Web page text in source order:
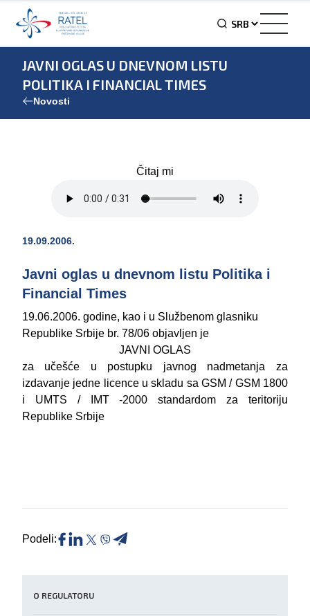
JAVNI OGLAS U DNEVNOM LISTU
POLITIKA I FINANCIAL TIMES
Novosti
O REGULATORU
Čitaj mi
19.09.2006.
Javni oglas u dnevnom listu Politika i
Financial Times
19.06.2006. godine, kao i u Službenom glasniku
Republike Srbije br. 78/06 objavljen je
JAVNI OGLAS
za učešće u postupku javnog nadmetanja za
izdavanje jedne licence u skladu sa GSM / GSM 1800
i UMTS / IMT -2000 standardom za teritoriju
Republike Srbije
Podeli: